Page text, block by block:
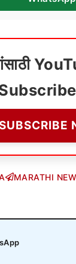
SUBSCRIBE
MARATHI